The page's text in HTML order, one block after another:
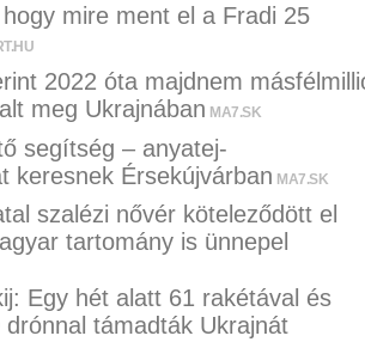
mire ment el a Fradi 25
2022 óta majdnem
meg Ukrajnában MA7.SK
segítség – anyatej-
keresnek Érsekújvárban MA7.SK
szalézi nővér köteleződött el
tartomány is ünnepel
Egy hét alatt 61 rakétával és
támadták Ukrajnát